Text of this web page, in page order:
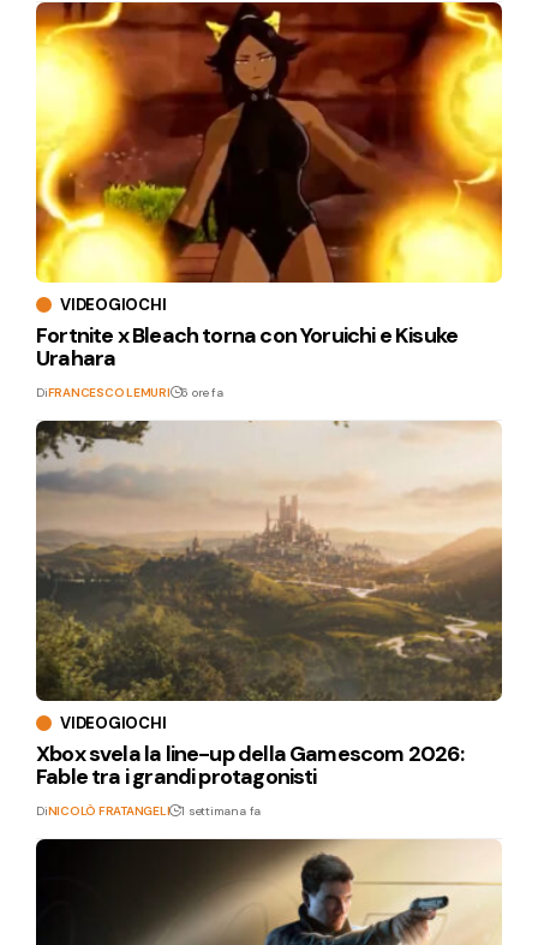
VIDEOGIOCHI
Fortnite x Bleach torna con Yoruichi e Kisuke
Urahara
DiFRANCESCO LEMURI 6 ore fa
VIDEOGIOCHI
Xbox svela la line-up della Gamescom 2026:
Fable tra i grandi protagonisti
DiNICOLÒ FRATANGELI 1 settimana fa